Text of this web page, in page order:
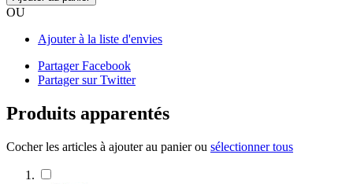
OU
Ajouter à la liste d'envies
Partager Facebook
Partager sur Twitter
Produits apparentés
Cocher les articles à ajouter au panier ou sélectionner tous